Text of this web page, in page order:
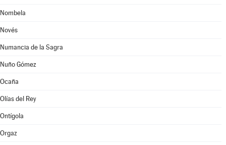
Nombela
Novés
Numancia de la Sagra
Nuño Gómez
Ocaña
Olías del Rey
Ontígola
Orgaz